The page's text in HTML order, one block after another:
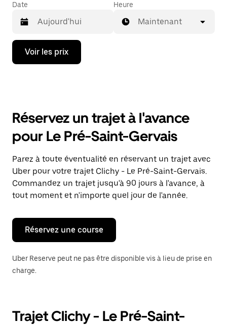
Date
Appuyez
la
ouvrir
calendrier
et
sélectionner
une
date.
Appuyez
sur
la
Échap
pour
fermer
calendrier.
Heure
Maintenant
Voir les prix
Réservez un trajet à l'avance
pour Le Pré-Saint-Gervais
Parez à toute éventualité en réservant un trajet avec
Uber pour votre trajet Clichy - Le Pré-Saint-Gervais.
Commandez un trajet jusqu'à 90 jours à l'avance, à
tout moment et n'importe quel jour de l'année.
Réservez une course
Uber Reserve peut ne pas être disponible vis à lieu de prise en
charge.
Trajet Clichy - Le Pré-Saint-